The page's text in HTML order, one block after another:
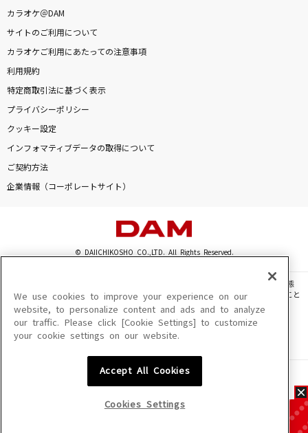
カラオケ＠DAM
サイトのご利用について
カラオケご利用にあたっての注意事項
利用規約
特定商取引法に基づく表示
プライバシーポリシー
クッキー設定
インフォマティブデータの取得について
ご契約方法
企業情報（コーポレートサイト）
© DAIICHIKOSHO CO.,LTD. All Rights Reserved.
このサイトに掲載されている一切の文章・画像・写真・動画・音声等を、手段や形態
を問わず、著作権法の定める範囲を超えて無断で複製、転載、ファイル化などすること
を禁じます。
楽曲及びコンテンツは、機種によりご利用いただけない場合があります。
楽曲及びコンテンツの配信日、配信内容が変更になる場合があります。
We use cookies to improve your experience on our
website, to personalize content and ads and to analyze
our traffic. Please click [Cookie Settings] to customize
your cookie settings on our website.
Accept All Cookies
Cookies Settings